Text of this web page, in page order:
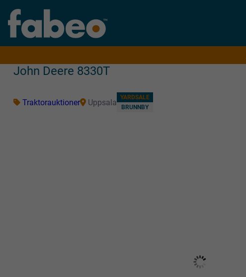
John Deere 8330T
Traktorauktioner
Uppsala
YARDSALE
BRUNNBY